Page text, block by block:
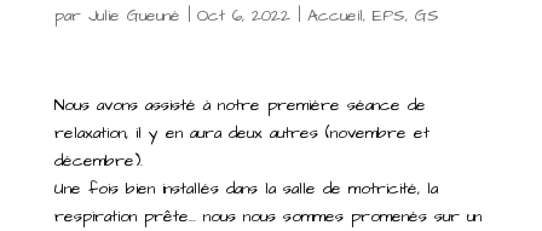
par Julie Gueuné | Oct 6, 2022| Accueil, EPS, GS
Nous avons assisté à notre première séance de
relaxation, il y en aura deux autres (novembre et
décembre).
Une fois bien installés dans la salle de motricité, la
respiration prête… nous nous sommes promenés sur un